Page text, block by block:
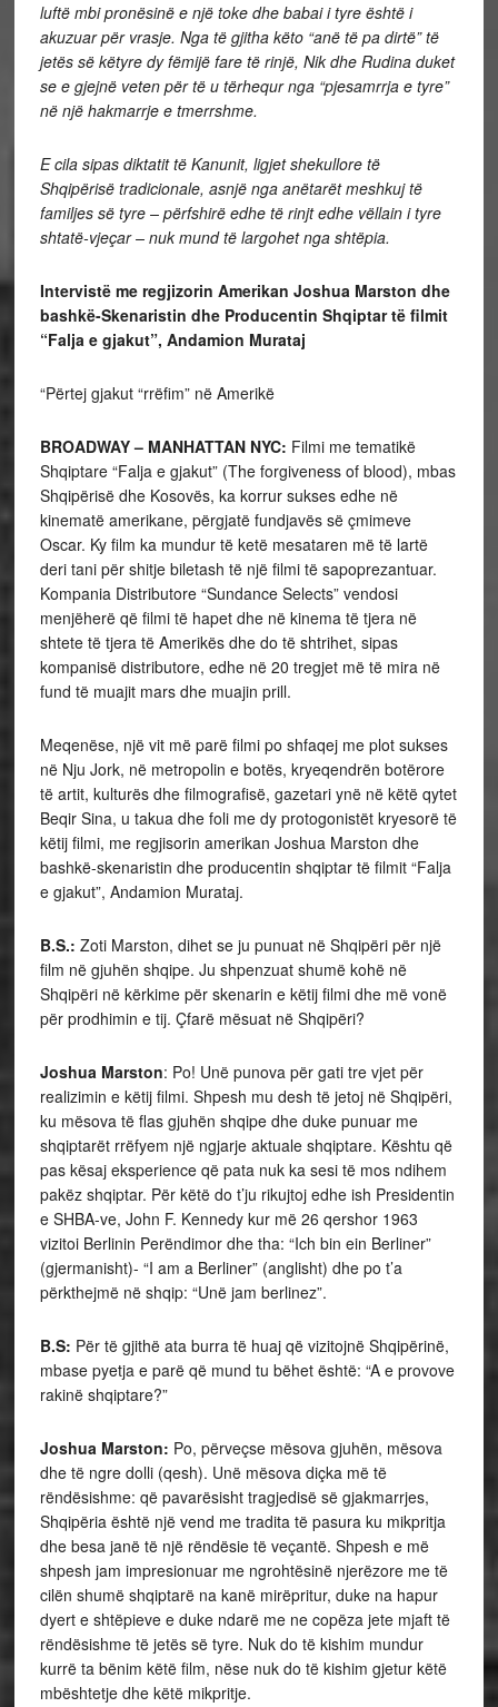
luftë mbi pronësinë e një toke dhe babai i tyre është i
akuzuar për vrasje. Nga të gjitha këto “anë të pa dirtë” të
jetës së këtyre dy fëmijë fare të rinjë, Nik dhe Rudina duket
se e gjejnë veten për të u tërhequr nga “pjesamrrja e tyre”
në një hakmarrje e tmerrshme.
E cila sipas diktatit të Kanunit, ligjet shekullore të
Shqipërisë tradicionale, asnjë nga anëtarët meshkuj të
familjes së tyre – përfshirë edhe të rinjt edhe vëllain i tyre
shtatë-vjeçar – nuk mund të largohet nga shtëpia.
Intervistë me regjizorin Amerikan Joshua Marston dhe
bashkë-Skenaristin dhe Producentin Shqiptar të filmit
“Falja e gjakut”, Andamion Murataj
“Përtej gjakut “rrëfim” në Amerikë
BROADWAY – MANHATTAN NYC: Filmi me tematikë
Shqiptare “Falja e gjakut” (The forgiveness of blood), mbas
Shqipërisë dhe Kosovës, ka korrur sukses edhe në
kinematë amerikane, përgjatë fundjavës së çmimeve
Oscar. Ky film ka mundur të ketë mesataren më të lartë
deri tani për shitje biletash të një filmi të sapoprezantuar.
Kompania Distributore “Sundance Selects” vendosi
menjëherë që filmi të hapet dhe në kinema të tjera në
shtete të tjera të Amerikës dhe do të shtrihet, sipas
kompanisë distributore, edhe në 20 tregjet më të mira në
fund të muajit mars dhe muajin prill.
Meqenëse, një vit më parë filmi po shfaqej me plot sukses
në Nju Jork, në metropolin e botës, kryeqendrën botërore
të artit, kulturës dhe filmografisë, gazetari ynë në këtë qytet
Beqir Sina, u takua dhe foli me dy protogonistët kryesorë të
këtij filmi, me regjisorin amerikan Joshua Marston dhe
bashkë-skenaristin dhe producentin shqiptar të filmit “Falja
e gjakut”, Andamion Murataj.
B.S.: Zoti Marston, dihet se ju punuat në Shqipëri për një
film në gjuhën shqipe. Ju shpenzuat shumë kohë në
Shqipëri në kërkime për skenarin e këtij filmi dhe më vonë
për prodhimin e tij. Çfarë mësuat në Shqipëri?
Joshua Marston: Po! Unë punova për gati tre vjet për
realizimin e këtij filmi. Shpesh mu desh të jetoj në Shqipëri,
ku mësova të flas gjuhën shqipe dhe duke punuar me
shqiptarët rrëfyem një ngjarje aktuale shqiptare. Kështu që
pas kësaj eksperience që pata nuk ka sesi të mos ndihem
pakëz shqiptar. Për këtë do t’ju rikujtoj edhe ish Presidentin
e SHBA-ve, John F. Kennedy kur më 26 qershor 1963
vizitoi Berlinin Perëndimor dhe tha: “Ich bin ein Berliner”
(gjermanisht)- “I am a Berliner” (anglisht) dhe po t’a
përkthejmë në shqip: “Unë jam berlinez”.
B.S: Për të gjithë ata burra të huaj që vizitojnë Shqipërinë,
mbase pyetja e parë që mund tu bëhet është: “A e provove
rakinë shqiptare?”
Joshua Marston: Po, përveçse mësova gjuhën, mësova
dhe të ngre dolli (qesh). Unë mësova diçka më të
rëndësishme: që pavarësisht tragjedisë së gjakmarrjes,
Shqipëria është një vend me tradita të pasura ku mikpritja
dhe besa janë të një rëndësie të veçantë. Shpesh e më
shpesh jam impresionuar me ngrohtësinë njerëzore me të
cilën shumë shqiptarë na kanë mirëpritur, duke na hapur
dyert e shtëpieve e duke ndarë me ne copëza jete mjaft të
rëndësishme të jetës së tyre. Nuk do të kishim mundur
kurrë ta bënim këtë film, nëse nuk do të kishim gjetur këtë
mbështetje dhe këtë mikpritje.